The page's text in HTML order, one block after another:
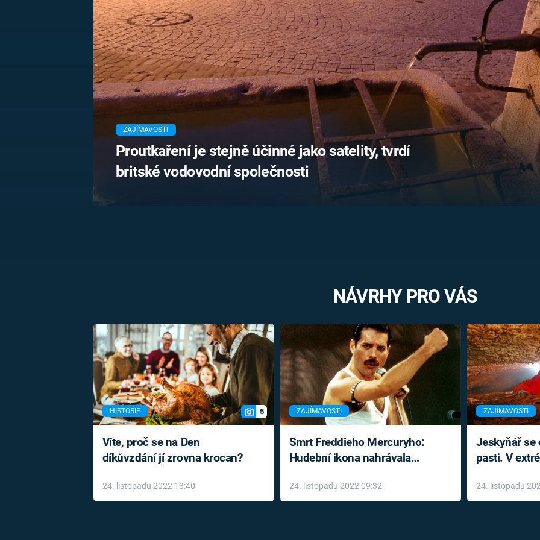
PRVNÍ SVĚTOVÁ
MARIE TEREZIE
NAPOLEON
BONAPARTE
BRITSKÁ
KRÁLOVSKÁ
RODINA
UFO A
MIMOZEMŠŤANÉ
UTAJENÉ PŘÍBĚHY
ČESKÝCH DĚJIN
ALTERNATIVNÍ
HISTORIE
FILMY
REALITA
HORORY
REALITA
OPTICKÉ
KLAMY
ZAJÍMAVOSTI
Proutkaření je stejně účinné jako satelity, tvrdí
britské vodovodní společnosti
NÁVRHY PRO VÁS
HISTORIE 5
Víte, proč se na Den
díkůvzdání jí zrovna krocan?
24. listopadu 2022 13:40
ZAJÍMAVOSTI
Smrt Freddieho Mercuryho:
Hudební ikona nahrávala
léky
24. listopadu 2022 09:32
ZAJÍMAVOSTI
Jeskyňář se
pasti. V
24. listopadu